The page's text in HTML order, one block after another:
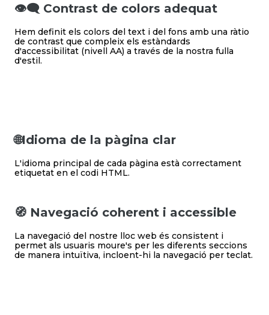
👁️‍🗨️ Contrast de colors adequat
Hem definit els colors del text i del fons amb una ràtio
de contrast que compleix els estàndards
d'accessibilitat (nivell AA) a través de la nostra fulla
d'estil.
🌐Idioma de la pàgina clar
L'idioma principal de cada pàgina està correctament
etiquetat en el codi HTML.
🧭 Navegació coherent i accessible
La navegació del nostre lloc web és consistent i
permet als usuaris moure's per les diferents seccions
de manera intuïtiva, incloent-hi la navegació per teclat.